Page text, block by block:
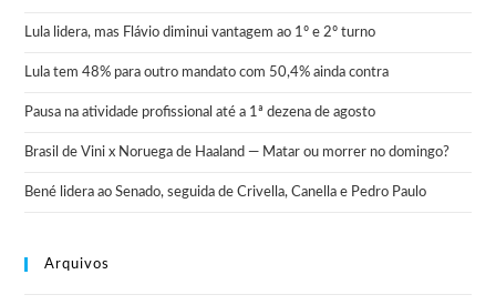
Lula lidera, mas Flávio diminui vantagem ao 1º e 2º turno
Lula tem 48% para outro mandato com 50,4% ainda contra
Pausa na atividade profissional até a 1ª dezena de agosto
Brasil de Vini x Noruega de Haaland — Matar ou morrer no domingo?
Bené lidera ao Senado, seguida de Crivella, Canella e Pedro Paulo
Arquivos